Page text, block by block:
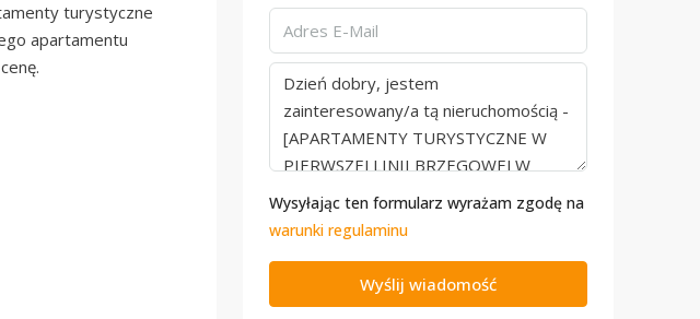
turystyczne
apartamentu
Wysyłając ten formularz wyrażam zgodę na
warunki regulaminu
Wyślij wiadomość